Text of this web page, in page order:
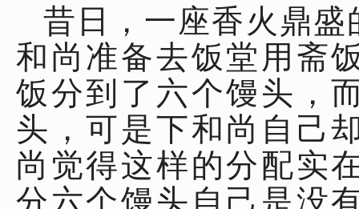
昔日，一座香火鼎
和尚准备去饭堂用斋
饭分到了六个馒头，
头，可是下和尚自己
尚觉得这样的分配实
分六个馒头自己是没